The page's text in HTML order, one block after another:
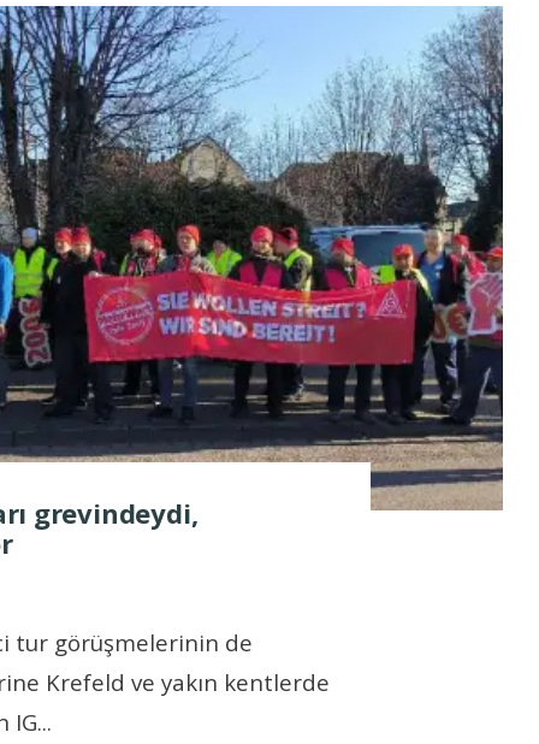
grevindeydi,
tur görüşmelerinin de
Krefeld ve yakın kentlerde
IG...